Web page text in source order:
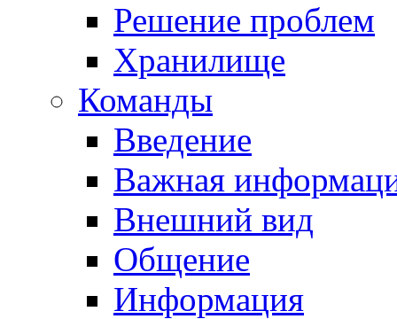
Решение проблем
Хранилище
Команды
Введение
Важная
Внешний вид
Общение
Информация